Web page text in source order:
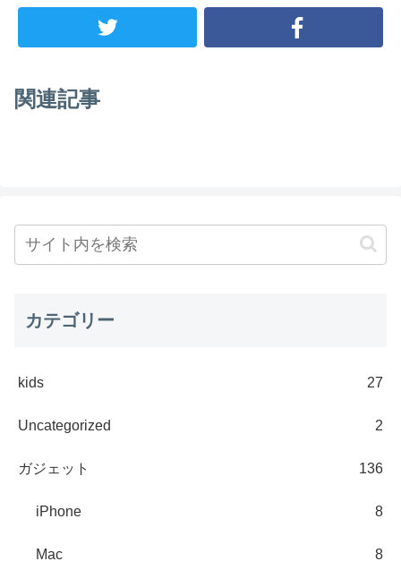
関連記事
カテゴリー
kids 27
Uncategorized 2
ガジェット 136
iPhone 8
Mac 8